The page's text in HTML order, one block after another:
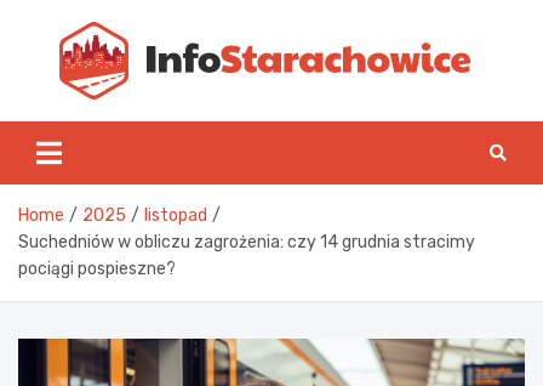
content
Home 2025
listopad
Suchedniów w obliczu zagrożenia: czy 14 grudnia stracimy
pociągi pospieszne?